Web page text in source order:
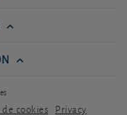
cookies Privacy